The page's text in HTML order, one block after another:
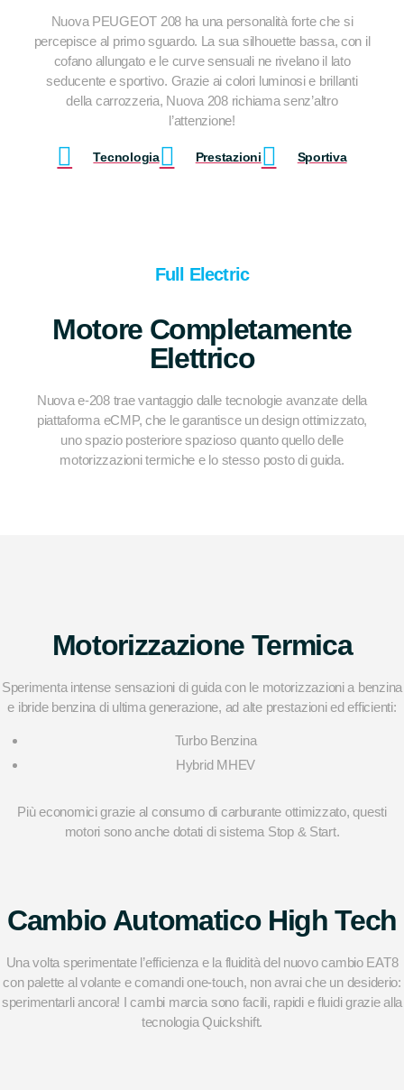
Nuova PEUGEOT 208 ha una personalità forte che si
percepisce al primo sguardo. La sua silhouette bassa, con il
cofano allungato e le curve sensuali ne rivelano il lato
seducente e sportivo. Grazie ai colori luminosi e brillanti
della carrozzeria, Nuova 208 richiama senz’altro
l’attenzione!
Tecnologia Prestazioni Sportiva
Full Electric
Motore Completamente
Elettrico
Nuova e-208 trae vantaggio dalle tecnologie avanzate della
piattaforma eCMP, che le garantisce un design ottimizzato,
uno spazio posteriore spazioso quanto quello delle
motorizzazioni termiche e lo stesso posto di guida.
Motorizzazione Termica
Sperimenta intense sensazioni di guida con le motorizzazioni a benzina
e ibride benzina di ultima generazione, ad alte prestazioni ed efficienti:
Turbo Benzina
Hybrid MHEV
Più economici grazie al consumo di carburante ottimizzato, questi
motori sono anche dotati di sistema Stop & Start.
Cambio Automatico High Tech
Una volta sperimentate l’efficienza e la fluidità del nuovo cambio EAT8
con palette al volante e comandi one-touch, non avrai che un desiderio:
sperimentarli ancora! I cambi marcia sono facili, rapidi e fluidi grazie alla
tecnologia Quickshift.